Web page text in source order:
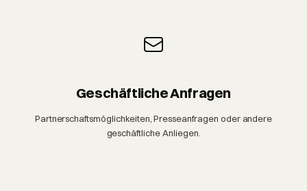
Geschäftliche Anfragen
Partnerschaftsmöglichkeiten, Presseanfragen oder andere
geschäftliche Anliegen.